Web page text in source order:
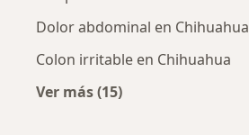
Dolor abdominal en Chihuahua
Colon irritable en Chihuahua
Ver más (15)